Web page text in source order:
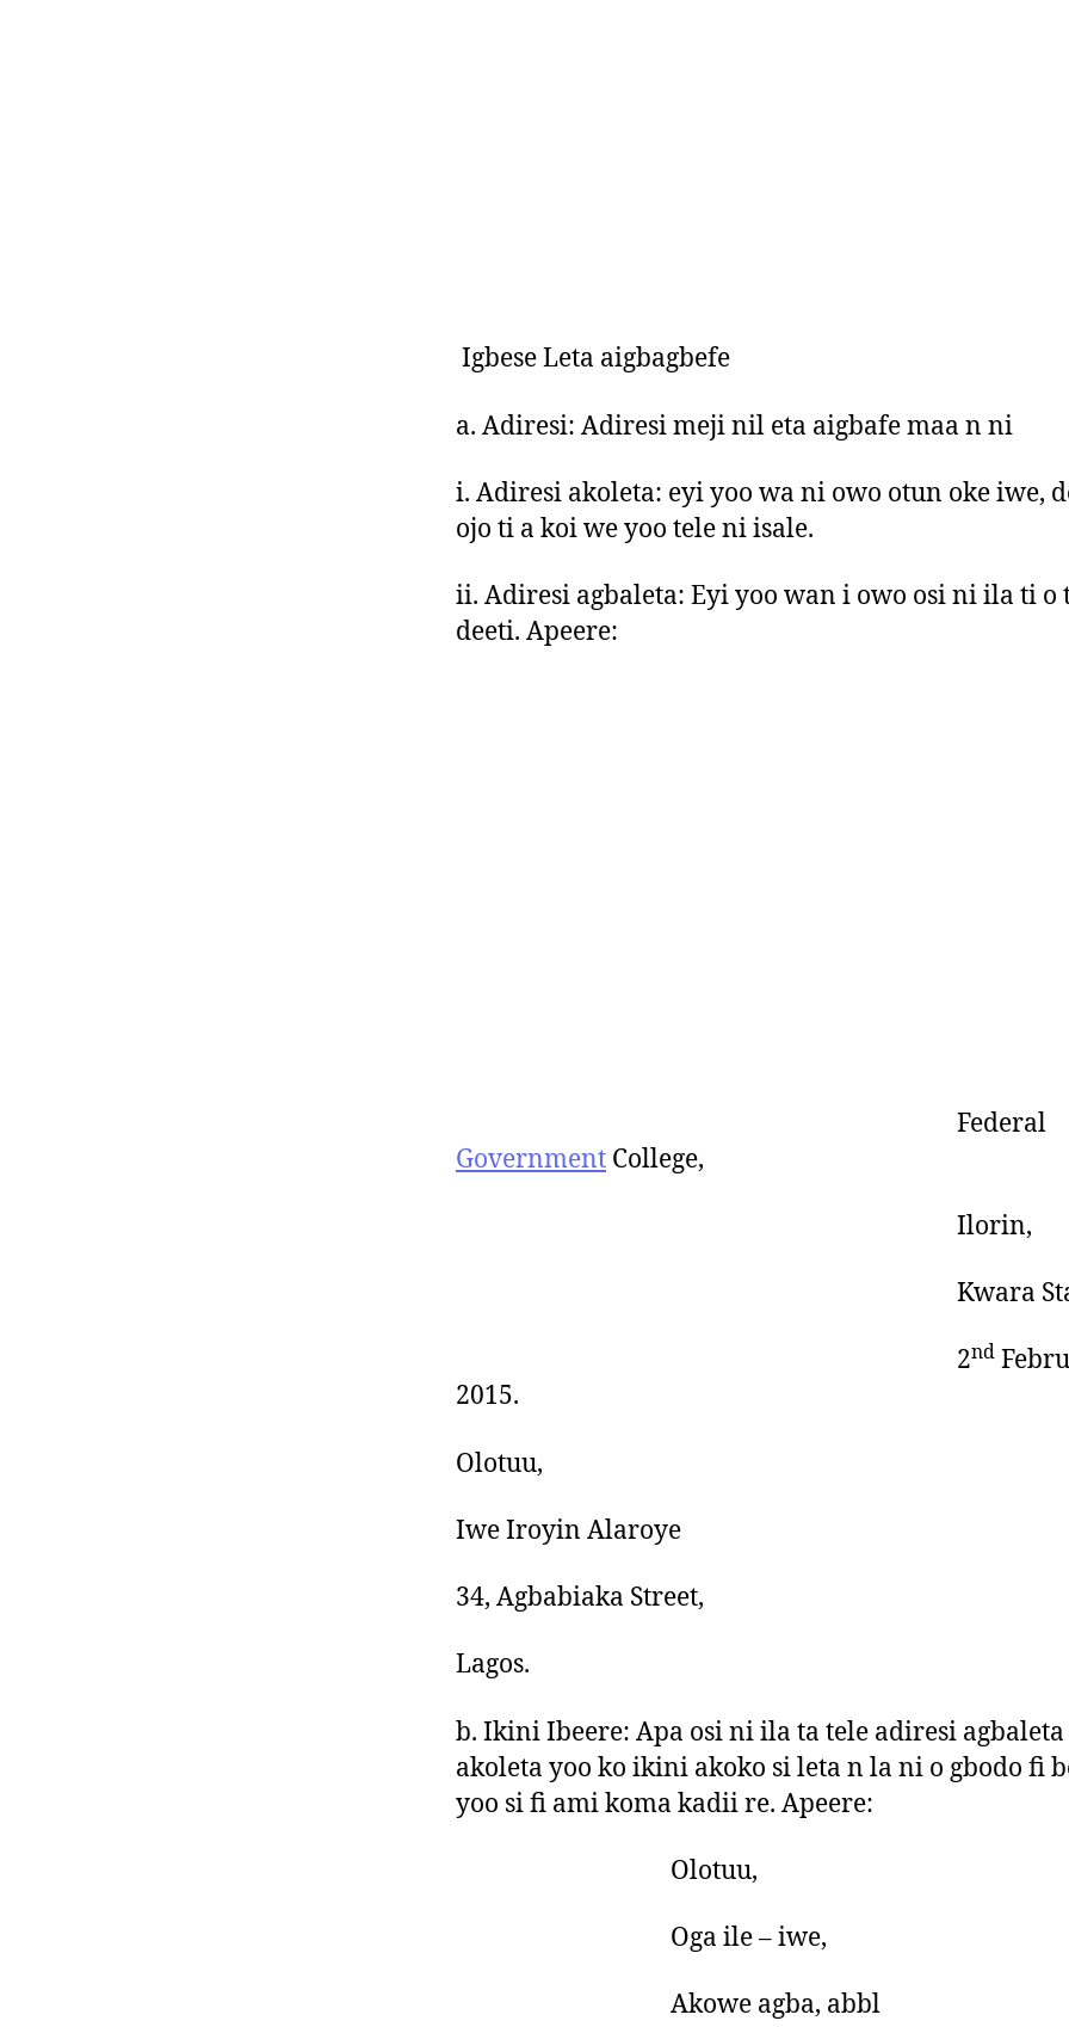
Igbese Leta aigbagbefe
a. Adiresi: Adiresi meji nil eta aigbafe maa n ni
i. Adiresi akoleta: eyi yoo wa ni owo otun oke iwe,
ojo ti a koi we yoo tele ni isale.
ii. Adiresi agbaleta: Eyi yoo wan i owo osi ni ila ti o
deeti. Apeere:
Federal
Government College,
Ilorin,
Kwara
2nd
2015.
Olotuu,
Iwe Iroyin Alaroye
34, Agbabiaka Street,
Lagos.
b. Ikini Ibeere: Apa osi ni ila ta tele adiresi
akoleta yoo ko ikini akoko si leta n la ni o gbodo fi
yoo si fi ami koma kadii re. Apeere:
Olotuu,
Oga ile – iwe,
Akowe agba, abbl